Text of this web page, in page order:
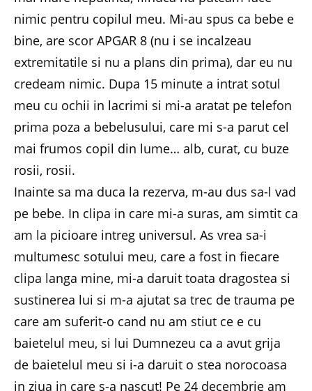
nimic pentru copilul meu. Mi-au spus ca bebe e
bine, are scor APGAR 8 (nu i se incalzeau
extremitatile si nu a plans din prima), dar eu nu
credeam nimic. Dupa 15 minute a intrat sotul
meu cu ochii in lacrimi si mi-a aratat pe telefon
prima poza a bebelusului, care mi s-a parut cel
mai frumos copil din lume… alb, curat, cu buze
rosii, rosii.
Inainte sa ma duca la rezerva, m-au dus sa-l vad
pe bebe. In clipa in care mi-a suras, am simtit ca
am la picioare intreg universul. As vrea sa-i
multumesc sotului meu, care a fost in fiecare
clipa langa mine, mi-a daruit toata dragostea si
sustinerea lui si m-a ajutat sa trec de trauma pe
care am suferit-o cand nu am stiut ce e cu
baietelul meu, si lui Dumnezeu ca a avut grija
de baietelul meu si i-a daruit o stea norocoasa
in ziua in care s-a nascut! Pe 24 decembrie am